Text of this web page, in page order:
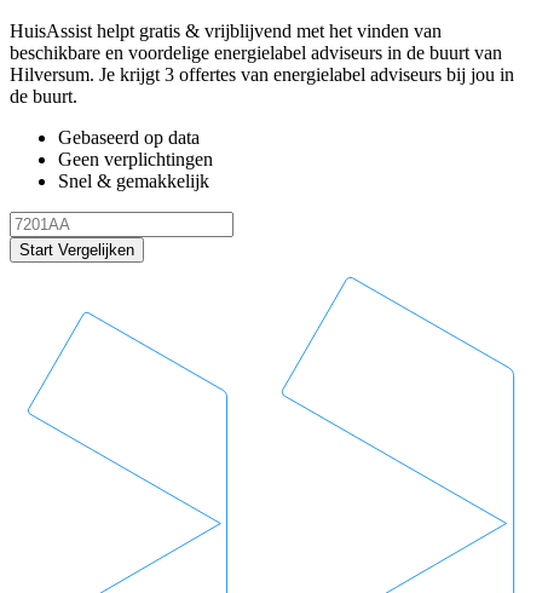
HuisAssist helpt gratis & vrijblijvend met het vinden van
beschikbare en voordelige energielabel adviseurs in de buurt van
Hilversum. Je krijgt 3 offertes van energielabel adviseurs bij jou in
de buurt.
Gebaseerd op data
Geen verplichtingen
Snel & gemakkelijk
Start Vergelijken